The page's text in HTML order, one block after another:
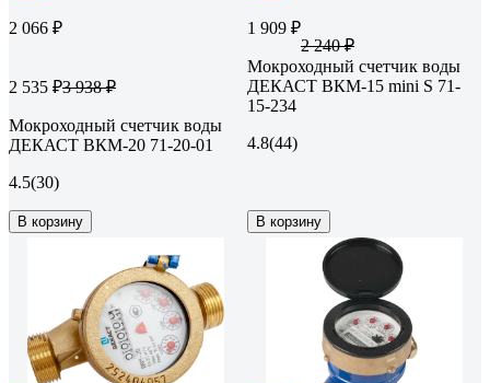
2 066 ₽
2 535 ₽3 938 ₽
Мокроходный счетчик воды
ДЕКАСТ ВКМ-20 71-20-01
4.5(30)
В корзину
1 909 ₽
2 240 ₽
Мокроходный счетчик воды
ДЕКАСТ ВКМ-15 mini S 71-
15-234
4.8(44)
В корзину